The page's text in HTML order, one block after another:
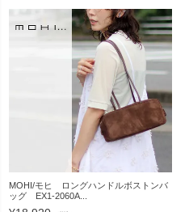
MOHI/モヒ ロングハンドルボストンバ
ッグ EX1-2060A...